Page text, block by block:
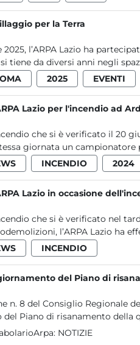
per la Terra
2025, l’ARPA Lazio ha
tiene da diversi anni negli
2025 EVENTI
Lazio per l'incendio ad
che si è verificato il 20
giornata un
INCENDIO 2024
Lazio in occasione
che si è verificato nel
l’ARPA Lazio ha
INCENDIO
del Piano di
n. 8 del Consiglio Regionale
Piano di risanamento della
NOTIZIE